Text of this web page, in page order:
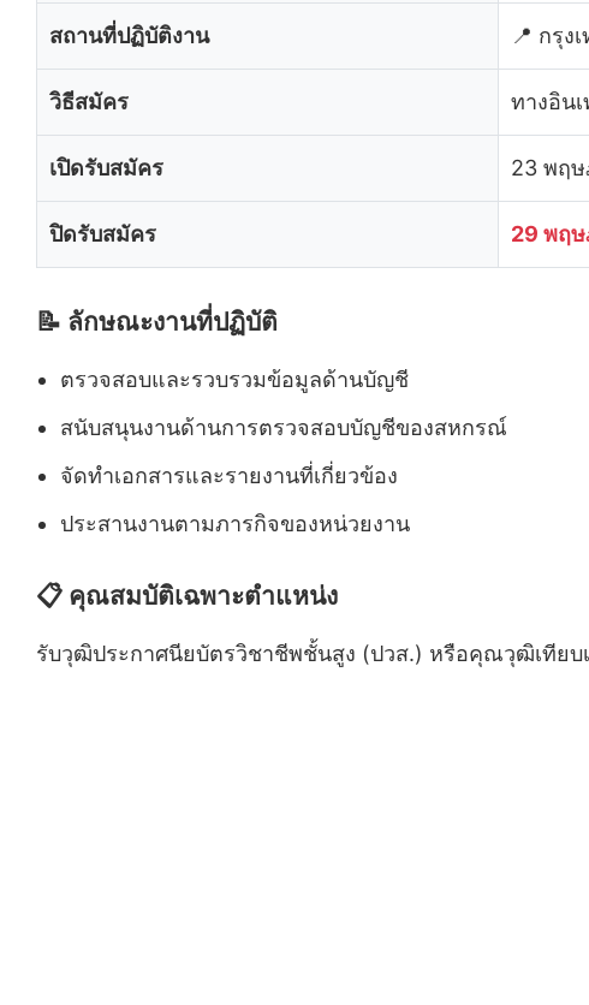
สถานที่ปฏิบัติงาน 📍 กรุง
วิธีสมัคร ทางอิน
เปิดรับสมัคร 23 พฤ
ปิดรับสมัคร 29 พฤ
📝 ลักษณะงานที่ปฏิบัติ
ตรวจสอบและรวบรวมข้อมูลด้านบัญชี
สนับสนุนงานด้านการตรวจสอบบัญชีของสหกรณ์
จัดทำเอกสารและรายงานที่เกี่ยวข้อง
ประสานงานตามภารกิจของหน่วยงาน
📋 คุณสมบัติเฉพาะตำแหน่ง
รับวุฒิประกาศนียบัตรวิชาชีพชั้นสูง (ปวส.) หรือคุณวุฒิเทีย